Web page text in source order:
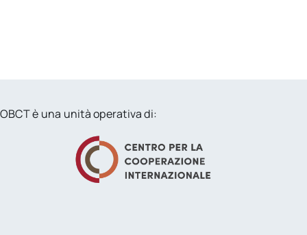
OBCT è una unità operativa di: